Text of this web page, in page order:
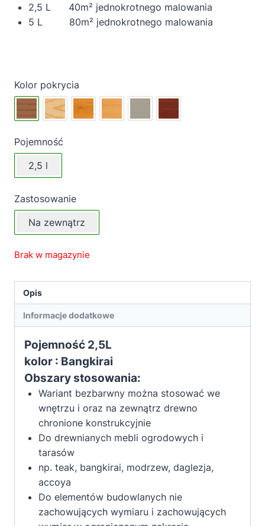
2,5 L 40m² jednokrotnego malowania
5 L 80m² jednokrotnego malowania
Kolor pokrycia
Pojemność
2,5 l
Zastosowanie
Na zewnątrz
Brak w magazynie
Opis
Informacje dodatkowe
Pojemność 2,5L
kolor : Bangkirai
Obszary stosowania:
Wariant bezbarwny można stosować we
wnętrzu i oraz na zewnątrz drewno
chronione konstrukcyjnie
Do drewnianych mebli ogrodowych i
tarasów
np. teak, bangkirai, modrzew, daglezja,
accoya
Do elementów budowlanych nie
zachowujących wymiaru i zachowujących